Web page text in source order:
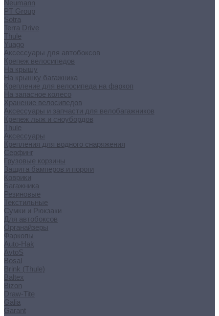
Neumann
PT Group
Sotra
Terra Drive
Thule
Yuago
Аксессуары для автобоксов
Крепеж велосипедов
На крышу
На крышку багажника
Крепление для велосипеда на фаркоп
На запасное колесо
Хранение велосипедов
Аксессуары и запчасти для велобагажников
Крепеж лыж и сноубордов
Thule
Аксессуары
Крепления для водного снаряжения
Серфинг
Грузовые корзины
Защита бамперов и пороги
Коврики
Багажника
Резиновые
Текстильные
Сумки и Рюкзаки
Для автобоксов
Органайзеры
Фаркопы
Auto-Hak
AvtoS
Bosal
Brink (Thule)
Baltex
Bizon
Draw-Tite
Galia
Garant